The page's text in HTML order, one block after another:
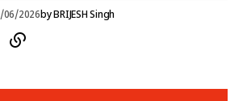
06/2026byBRIJESH Singh